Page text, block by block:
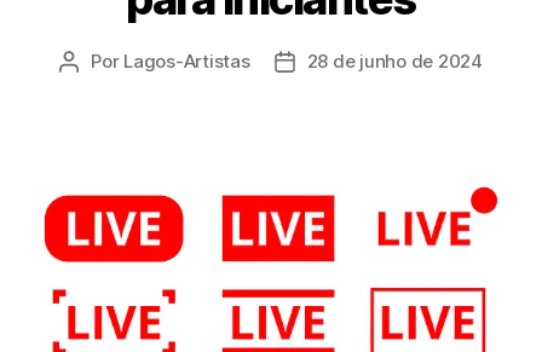
Autor
Por Lagos-Artistas
Data28 de junho de 2024